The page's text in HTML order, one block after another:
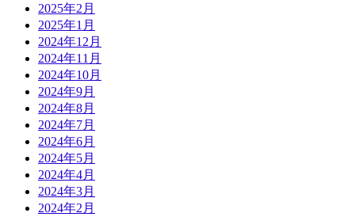
2025年2月
2025年1月
2024年12月
2024年11月
2024年10月
2024年9月
2024年8月
2024年7月
2024年6月
2024年5月
2024年4月
2024年3月
2024年2月